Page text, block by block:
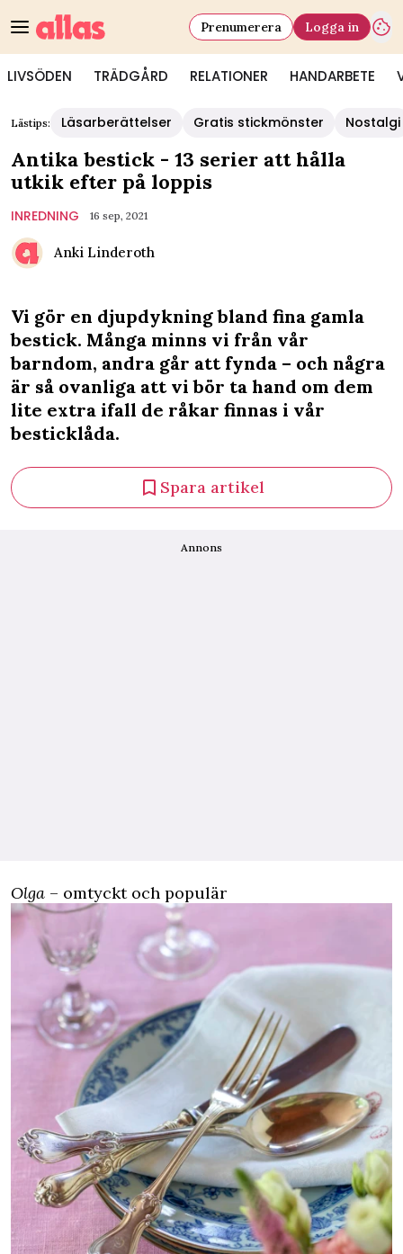
LIVSÖDEN TRÄDGÅRD RELATIONER HANDARBETE
Prenumerera Logga in
Lästips: Läsarberättelser Gratis stickmönster Nostalgi
Antika bestick - 13 serier att hålla
utkik efter på loppis
INREDNING 16 sep, 2021
Anki Linderoth
Vi gör en djupdykning bland fina gamla
bestick. Många minns vi från vår
barndom, andra går att fynda – och några
är så ovanliga att vi bör ta hand om dem
lite extra ifall de råkar finnas i vår
besticklåda.
Spara artikel
Annons
Olga – omtyckt och populär